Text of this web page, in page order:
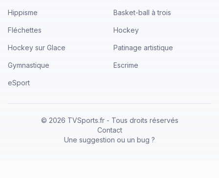
Hippisme Basket-ball à trois
Fléchettes Hockey
Hockey sur Glace Patinage artistique
Gymnastique Escrime
eSport
© 2026 TVSports.fr - Tous droits réservés
Contact
Une suggestion ou un bug ?